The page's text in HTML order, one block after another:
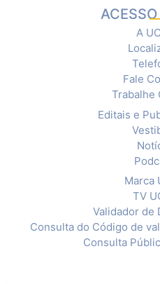
A
Fale
Trabalhe
Editais e
Marca
TV
Validador de
Consulta do Código de
Consulta